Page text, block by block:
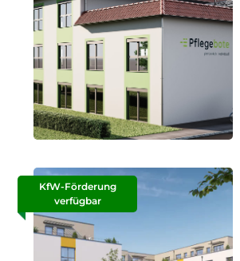
KfW-Förderung
verfügbar